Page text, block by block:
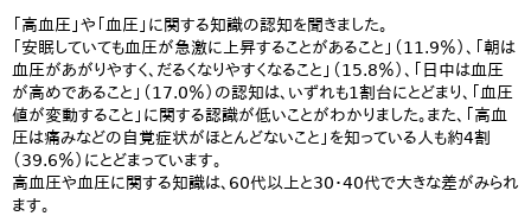
「高血圧」や「血圧」に関する知識の認知を聞きました。
「安眠していても血圧が急激に上昇することがあること」（11.9％）、「朝は
血圧があがりやすく、だるくなりやすくなること」（15.8％）、「日中は血圧
が高めであること」（17.0％）の認知は、いずれも1割台にとどまり、「血圧
値が変動すること」に関する認識が低いことがわかりました。また、「高血
圧は痛みなどの自覚症状がほとんどないこと」を知っている人も約4割
（39.6％）にとどまっています。
高血圧や血圧に関する知識は、60代以上と30・40代で大きな差がみられ
ます。